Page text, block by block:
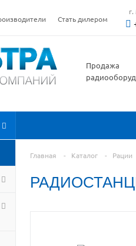
Стать дилером
Продажа
Главная - Каталог - Рации